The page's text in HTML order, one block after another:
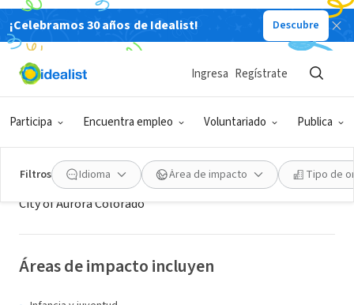
¡Celebramos 30 años de Idealist! Descubre
Participa Encuentra empleo Voluntariado Publica
Ingresa Regístrate
Filtros Idioma Área de impacto Tipo de
GOBIERNO
City of Aurora
Acerca de
City of Aurora Colorado
Áreas de impacto incluyen